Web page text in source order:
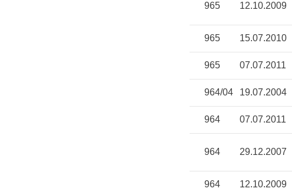
965 12.10.2009
965 15.07.2010
965 07.07.2011
964/04 19.07.2004
964 07.07.2011
964 29.12.2007
964 12.10.2009